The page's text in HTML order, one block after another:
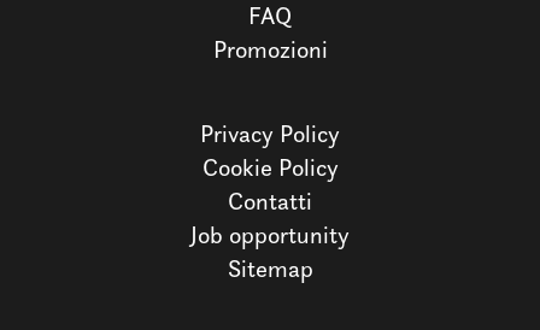
FAQ
Promozioni
Privacy Policy
Cookie Policy
Contatti
Job opportunity
Sitemap